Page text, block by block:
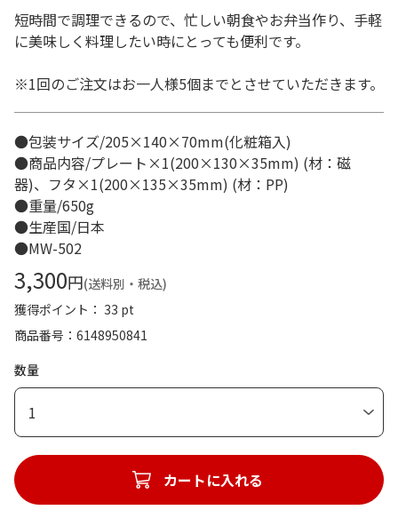
短時間で調理できるので、忙しい朝食やお弁当作り、手軽
に美味しく料理したい時にとっても便利です。
※1回のご注文はお一人様5個までとさせていただきます。
●包装サイズ/205×140×70mm(化粧箱入)
●商品内容/プレート×1(200×130×35mm) (材：磁
器)、フタ×1(200×135×35mm) (材：PP)
●重量/650g
●生産国/日本
●MW-502
3,300円(送料別・税込)
獲得ポイント： 33 pt
商品番号
6148950841
数量
1
カートに入れる